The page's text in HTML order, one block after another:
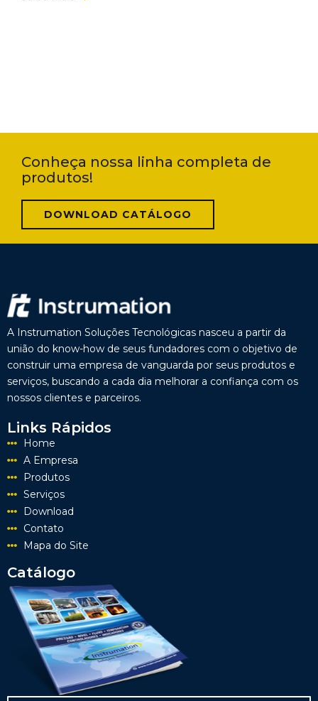
Conheça nossa linha completa de
produtos!
DOWNLOAD CATÁLOGO
A Instrumation Soluções Tecnológicas nasceu a partir da
união do know-how de seus fundadores com o objetivo de
construir uma empresa de vanguarda por seus produtos e
serviços, buscando a cada dia melhorar a confiança com os
nossos clientes e parceiros.
Links Rápidos
Home
A Empresa
Produtos
Serviços
Download
Contato
Mapa do Site
Catálogo